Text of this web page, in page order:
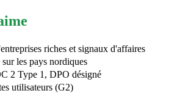
riches et signaux d'affaires
les pays nordiques
2 Type 1, DPO désigné
utilisateurs (G2)